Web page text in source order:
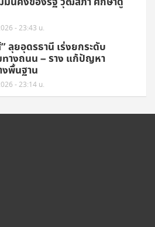
- 23:43 น.
ลุยอุดรธานี เร่งยกระดับ
างถนน – ราง แก้ปัญหา
งพื้นฐาน
- 23:14 น.